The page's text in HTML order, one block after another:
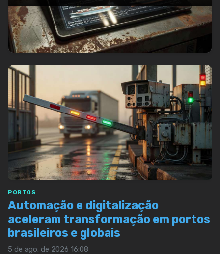
PORTOS
Automação e digitalização
aceleram transformação em portos
brasileiros e globais
5 de ago. de 2026 16:08